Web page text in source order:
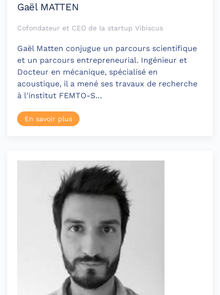
Gaël MATTEN
Cofondateur et CEO de la startup Vibiscus
Gaël Matten conjugue un parcours scientifique
et un parcours entrepreneurial. Ingénieur et
Docteur en mécanique, spécialisé en
acoustique, il a mené ses travaux de recherche
à l'institut FEMTO-S…
En savoir plus